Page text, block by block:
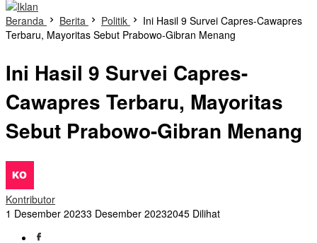
Beranda
Berita Politik
Ini Hasil 9 Survei Capres-Cawapres
Terbaru, Mayoritas Sebut Prabowo-Gibran Menang
Ini Hasil 9 Survei Capres-
Cawapres Terbaru, Mayoritas
Sebut Prabowo-Gibran Menang
Kontributor
1 Desember 20233 Desember 20232045 Dilihat